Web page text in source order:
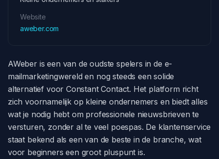
Website
aweber.com
AWeber is een van de oudste spelers in de e-
mailmarketingwereld en nog steeds een solide
alternatief voor Constant Contact. Het platform richt
zich voornamelijk op kleine ondernemers en biedt alles
wat je nodig hebt om professionele nieuwsbrieven te
versturen, zonder al te veel poespas. De klantenservice
staat bekend als een van de beste in de branche, wat
voor beginners een groot pluspunt is.